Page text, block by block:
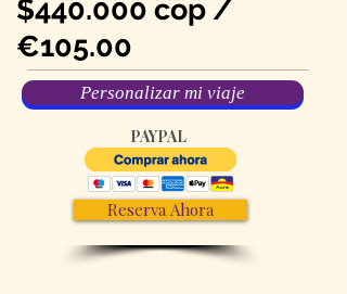
$440.000 cop /
€105.00
Personalizar mi viaje
PAYPAL
Reserva Ahora